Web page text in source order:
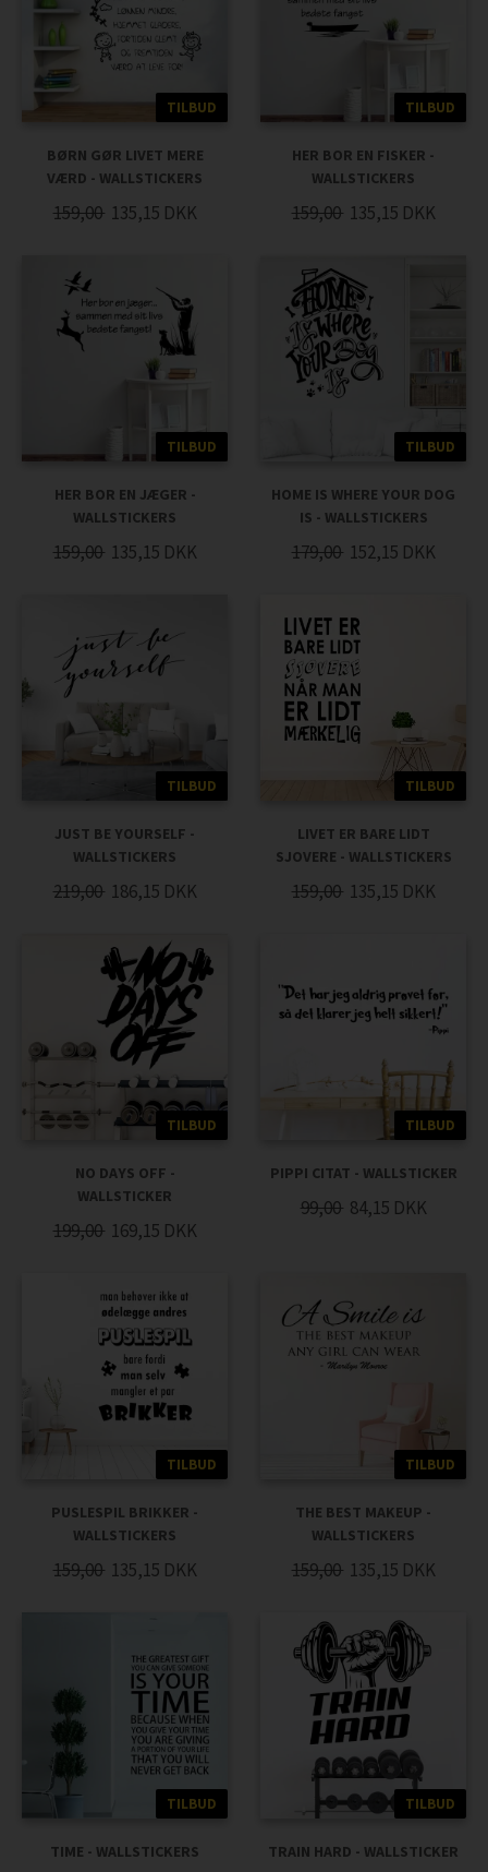
TILBUD
BØRN GØR LIVET MERE
VÆRD - WALLSTICKERS
159,00 135,15 DKK
TILBUD
HER BOR EN FISKER -
WALLSTICKERS
159,00 135,15 DKK
TILBUD
HER BOR EN JÆGER -
WALLSTICKERS
159,00 135,15 DKK
TILBUD
HOME IS WHERE YOUR DOG
IS - WALLSTICKERS
179,00 152,15 DKK
TILBUD
JUST BE YOURSELF -
WALLSTICKERS
219,00 186,15 DKK
TILBUD
LIVET ER BARE LIDT
SJOVERE - WALLSTICKERS
159,00 135,15 DKK
TILBUD
NO DAYS OFF -
WALLSTICKER
199,00 169,15 DKK
TILBUD
PIPPI CITAT - WALLSTICKER
99,00 84,15 DKK
TILBUD
PUSLESPIL BRIKKER -
WALLSTICKERS
159,00 135,15 DKK
TILBUD
THE BEST MAKEUP -
WALLSTICKERS
159,00 135,15 DKK
TILBUD
TIME - WALLSTICKERS
TILBUD
TRAIN HARD - WALLSTICKER